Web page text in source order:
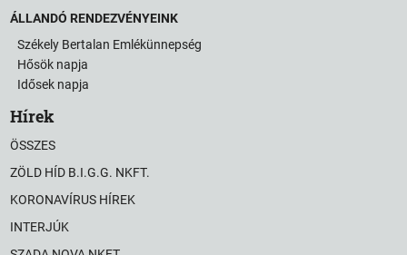
ÁLLANDÓ RENDEZVÉNYEINK
Székely Bertalan Emlékünnepség
Hősök napja
Idősek napja
Hírek
ÖSSZES
ZÖLD HÍD B.I.G.G. NKFT.
KORONAVÍRUS HÍREK
INTERJÚK